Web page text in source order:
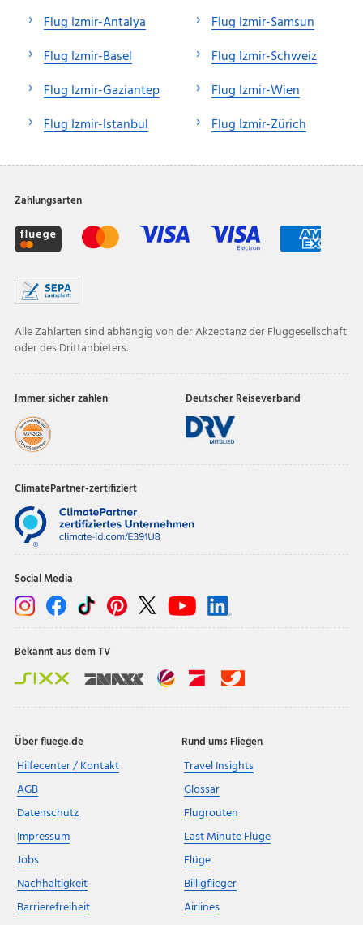
Flug Izmir-Antalya
Flug Izmir-Basel
Flug Izmir-Gaziantep
Flug Izmir-Istanbul
Flug Izmir-Samsun
Flug Izmir-Schweiz
Flug Izmir-Wien
Flug Izmir-Zürich